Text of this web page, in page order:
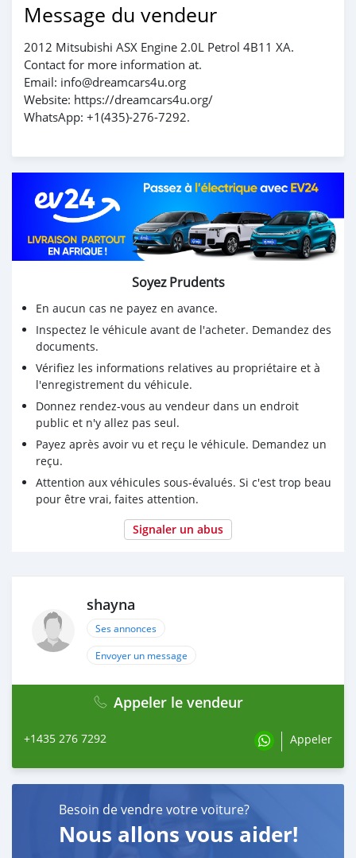
Message du vendeur
2012 Mitsubishi ASX Engine 2.0L Petrol 4B11 XA.
Contact for more information at.
Email: info@dreamcars4u.org
Website: https://dreamcars4u.org/
WhatsApp: +1(435)-276-7292.
Soyez Prudents
En aucun cas ne payez en avance.
Inspectez le véhicule avant de l'acheter. Demandez des
documents.
Vérifiez les informations relatives au propriétaire et à
l'enregistrement du véhicule.
Donnez rendez-vous au vendeur dans un endroit
public et n'y allez pas seul.
Payez après avoir vu et reçu le véhicule. Demandez un
reçu.
Attention aux véhicules sous-évalués. Si c'est trop beau
pour être vrai, faites attention.
Signaler un abus
shayna
Ses annonces
Envoyer un message
Appeler le vendeur
+1435 276 7292 Appeler
Besoin de vendre votre voiture?
Nous allons vous aider!